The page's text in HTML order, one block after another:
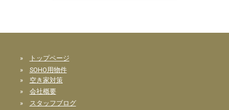
»
トップページ
» SOHO用物件
» 空き家対策
» 会社概要
»
スタッフブログ